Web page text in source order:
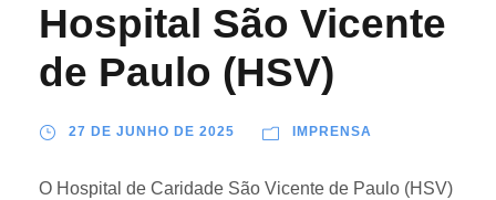
Hospital São Vicente
de Paulo (HSV)
27 DE JUNHO DE 2025 IMPRENSA
O Hospital de Caridade São Vicente de Paulo (HSV)